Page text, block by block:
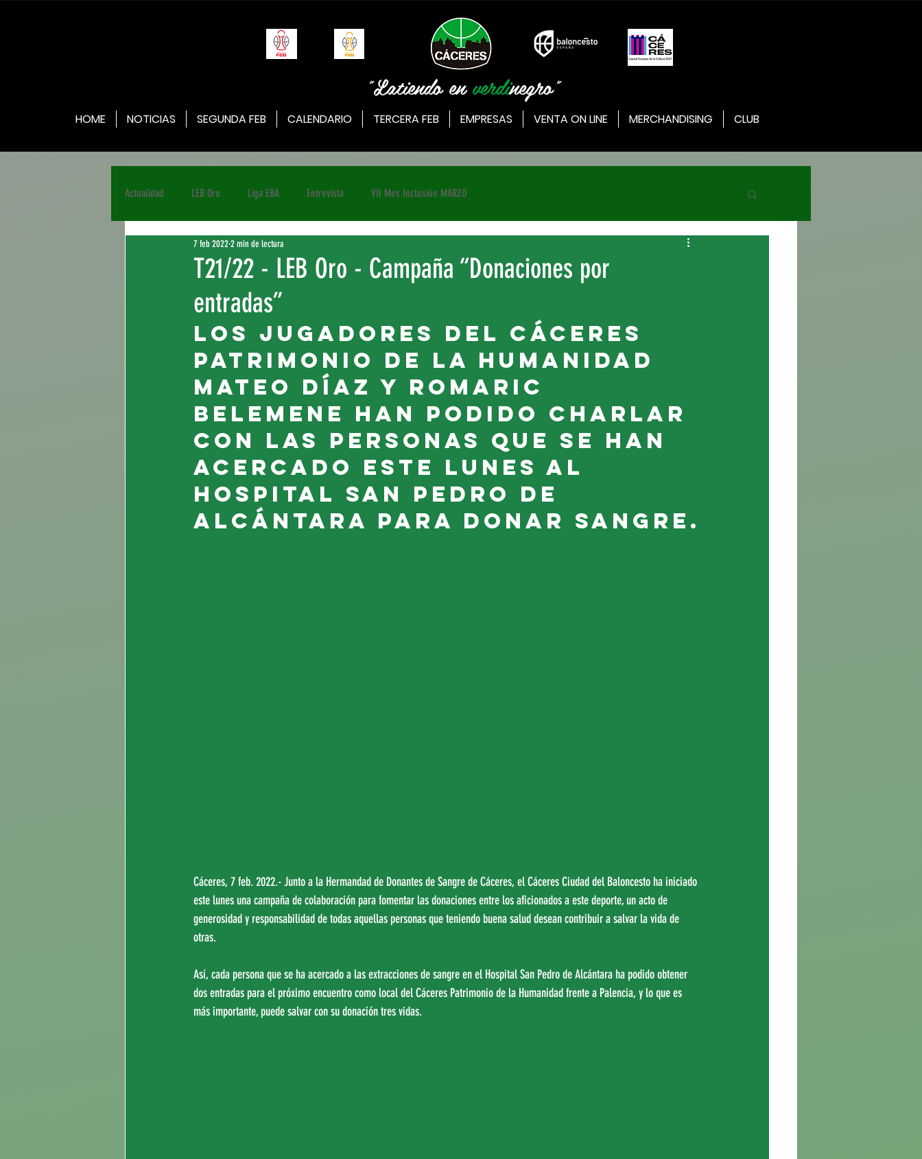
"Latiendo enverdinegro"
HOME NOTICIAS SEGUNDA FEB CALENDARIO TERCERA FEB EMPRESAS VENTA ON LINE MERCHANDISING CLUB
Actualidad LEB Oro Liga EBA Entrevista VII Mes Inclusión MARZO
T21/22 - LEB Oro - Campaña “Donaciones por
entradas”
7 feb 20222 min de lectura
Los jugadores del Cáceres
Patrimonio de la Humanidad
Mateo Díaz y Romaric
Belemene han podido charlar
con las personas que se han
acercado este lunes al
Hospital San Pedro de
Alcántara para donar sangre.
Cáceres, 7 feb. 2022.- Junto a la Hermandad de Donantes de Sangre de Cáceres, el Cáceres Ciudad del Baloncesto ha iniciado
este lunes una campaña de colaboración para fomentar las donaciones entre los aficionados a este deporte, un acto de
generosidad y responsabilidad de todas aquellas personas que teniendo buena salud desean contribuir a salvar la vida de
otras.
Así, cada persona que se ha acercado a las extracciones de sangre en el Hospital San Pedro de Alcántara ha podido obtener
dos entradas para el próximo encuentro como local del Cáceres Patrimonio de la Humanidad frente a Palencia, y lo que es
más importante, puede salvar con su donación tres vidas.